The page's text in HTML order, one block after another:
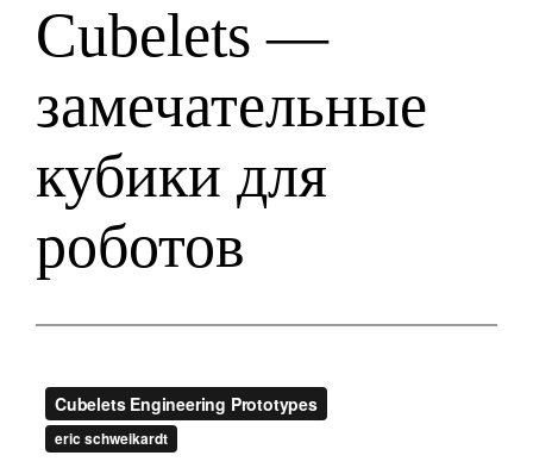
Cubelets —
замечательные
кубики для
роботов